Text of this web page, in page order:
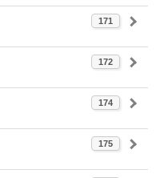
171
172
174
175